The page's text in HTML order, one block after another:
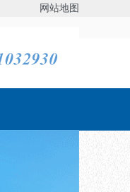
网站地图